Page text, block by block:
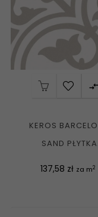

KEROS
SAND PŁYTKA
Cena
137,58 zł za m2